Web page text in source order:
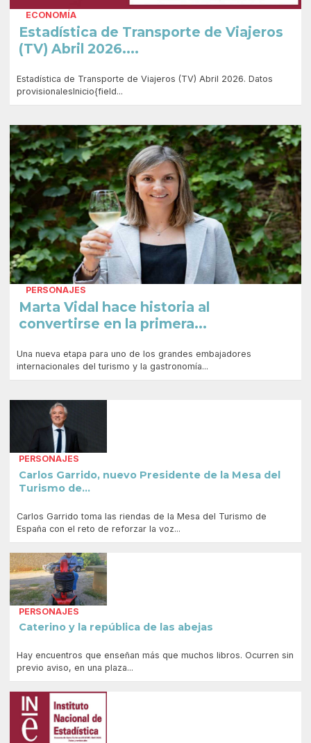
ECONOMÍA
Estadística de Transporte de Viajeros
(TV) Abril 2026....
Estadística de Transporte de Viajeros (TV) Abril 2026. Datos
provisionalesInicio{field...
PERSONAJES
Marta Vidal hace historia al
convertirse en la primera...
Una nueva etapa para uno de los grandes embajadores
internacionales del turismo y la gastronomía...
PERSONAJES
Carlos Garrido, nuevo Presidente de la Mesa del
Turismo de...
Carlos Garrido toma las riendas de la Mesa del Turismo de
España con el reto de reforzar la voz...
PERSONAJES
Caterino y la república de las abejas
Hay encuentros que enseñan más que muchos libros. Ocurren sin
previo aviso, en una plaza...